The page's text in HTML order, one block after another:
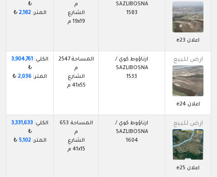
اعلان e23
SAZLIBOSNA
1583
م
الشارع
19x19 م
₺
المتر:2,182
₺
ارض للبيع
اعلان e24
ارناؤوط كوي /
SAZLIBOSNA
1533
المساحة 2547
م
الشارع
41x55 م
الكلي: 3,904,761
₺
المتر: 2,036
₺
ارض للبيع
اعلان e25
ارناؤوط كوي /
SAZLIBOSNA
1604
المساحة 653
م
الشارع
41x15 م
الكلي: 3,331,633
₺
المتر:5,102
₺